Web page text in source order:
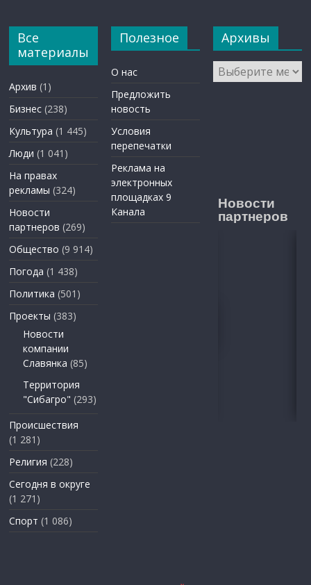
Все
материалы
Архив (1)
Бизнес (238)
Культура (1 445)
Люди (1 041)
На правах
рекламы (324)
Новости
партнеров (269)
Общество (9 914)
Погода (1 438)
Политика (501)
Проекты (383)
Новости
компании
Славянка (85)
Территория
"Сибагро" (293)
Происшествия
(1 281)
Религия (228)
Сегодня в округе
(1 271)
Спорт (1 086)
Полезное
О нас
Предложить
новость
Условия
перепечатки
Реклама на
электронных
площадках 9
Канала
Архивы
Архивы
Новости
партнеров